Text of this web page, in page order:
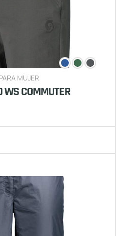
MUJER
WS COMMUTER